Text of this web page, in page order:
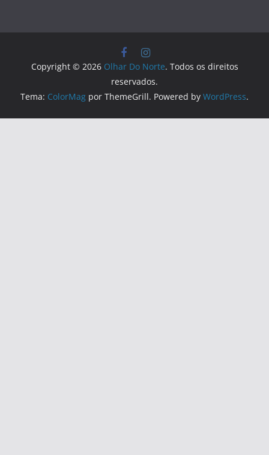
Copyright © 2026 Olhar Do Norte. Todos os direitos
reservados.
Tema: ColorMag por ThemeGrill. Powered by WordPress.